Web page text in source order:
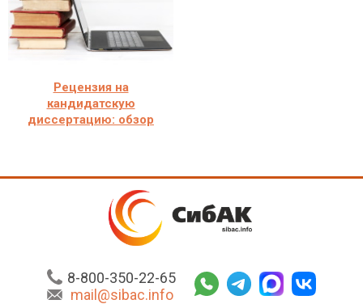
Рецензия на
кандидатскую
диссертацию: обзор
8-800-350-22-65
mail@sibac.info